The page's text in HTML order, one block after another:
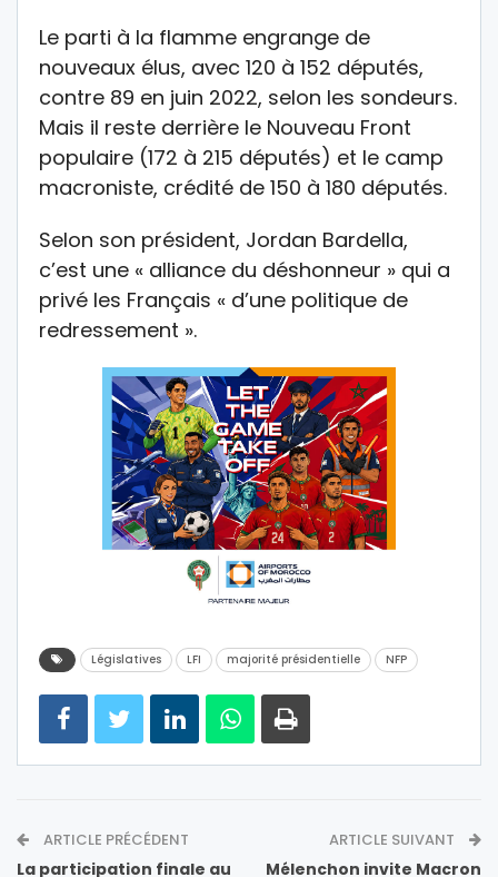
Le parti à la flamme engrange de
nouveaux élus, avec 120 à 152 députés,
contre 89 en juin 2022, selon les sondeurs.
Mais il reste derrière le Nouveau Front
populaire (172 à 215 députés) et le camp
macroniste, crédité de 150 à 180 députés.
Selon son président, Jordan Bardella,
c’est une « alliance du déshonneur » qui a
privé les Français « d’une politique de
redressement ».
Législatives LFI majorité présidentielle NFP
ARTICLE PRÉCÉDENT
La participation finale au
ARTICLE SUIVANT
Mélenchon invite Macron